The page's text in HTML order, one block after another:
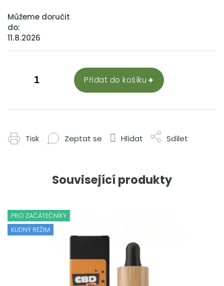
Můžeme doručit
do:
11.8.2026
Přidat do košíku
Tisk Zeptat se Hlídat Sdílet
Související produkty
PRO ZAČÁTEČNÍKY
KLIDNÝ REŽIM